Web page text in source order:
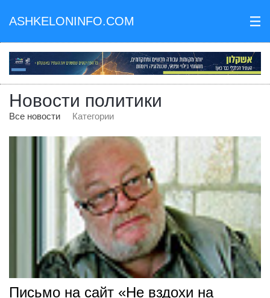
ASHKELONINFO.COM III
Новости политики
Все новости Категории
Письмо на сайт «Не вздохи на